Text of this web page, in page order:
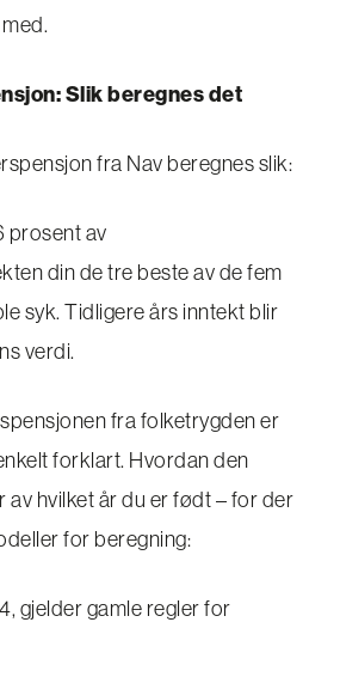
Slik beregnes det
fra Nav beregnes slik:
prosent av
din de tre beste av de fem
syk. Tidligere års inntekt blir
verdi.
fra folketrygden er
forklart. Hvordan den
av hvilket år du er født – for der
for beregning:
gjelder gamle regler for